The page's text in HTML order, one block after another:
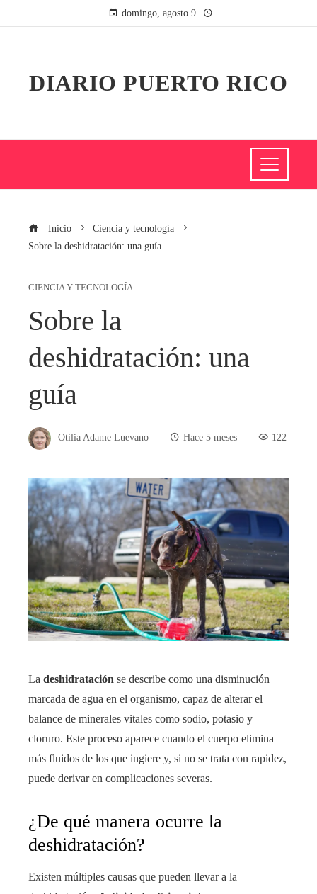
domingo, agosto 9
DIARIO PUERTO RICO
Inicio
Ciencia y tecnología
Sobre la deshidratación: una guía
CIENCIA Y TECNOLOGÍA
Sobre la
deshidratación: una
guía
Otilia Adame Luevano Hace 5 meses 122
La deshidratación se describe como una disminución
marcada de agua en el organismo, capaz de alterar el
balance de minerales vitales como sodio, potasio y
cloruro. Este proceso aparece cuando el cuerpo elimina
más fluidos de los que ingiere y, si no se trata con rapidez,
puede derivar en complicaciones severas.
¿De qué manera ocurre la
deshidratación?
Existen múltiples causas que pueden llevar a la